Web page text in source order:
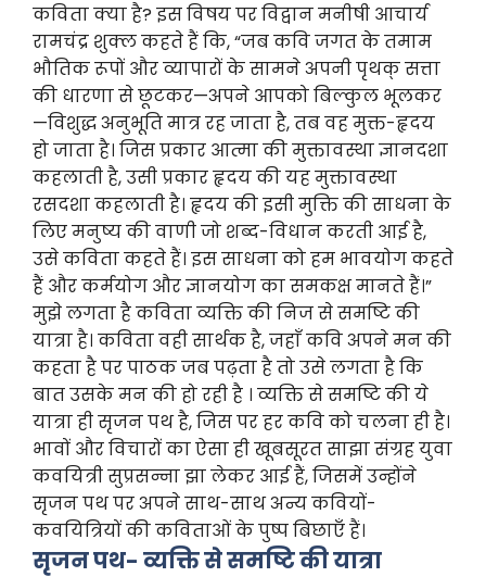
कविता क्या है? इस विषय पर विद्वान मनीषी आचार्य
रामचंद्र शुक्ल कहते हैं कि, “जब कवि जगत के तमाम
भौतिक रूपों और व्यापारों के सामने अपनी पृथक् सत्ता
की धारणा से छूटकर—अपने आपको बिल्कुल भूलकर
—विशुद्ध अनुभूति मात्र रह जाता है, तब वह मुक्त-हृदय
हो जाता है। जिस प्रकार आत्मा की मुक्तावस्था ज्ञानदशा
कहलाती है, उसी प्रकार हृदय की यह मुक्तावस्था
रसदशा कहलाती है। हृदय की इसी मुक्ति की साधना के
लिए मनुष्य की वाणी जो शब्द-विधान करती आई है,
उसे कविता कहते हैं। इस साधना को हम भावयोग कहते
हैं और कर्मयोग और ज्ञानयोग का समकक्ष मानते हैं।”
मुझे लगता है कविता व्यक्ति की निज से समष्टि की
यात्रा है। कविता वही सार्थक है, जहाँ कवि अपने मन की
कहता है पर पाठक जब पढ़ता है तो उसे लगता है कि
बात उसके मन की हो रही है । व्यक्ति से समष्टि की ये
यात्रा ही सृजन पथ है, जिस पर हर कवि को चलना ही है।
भावों और विचारों का ऐसा ही खूबसूरत साझा संग्रह युवा
कवयित्री सुप्रसन्ना झा लेकर आई हैं, जिसमें उन्होंने
सृजन पथ पर अपने साथ-साथ अन्य कवियों-
कवयित्रियों की कविताओं के पुष्प बिछाएँ हैं।
सृजन पथ- व्यक्ति से समष्टि की यात्रा